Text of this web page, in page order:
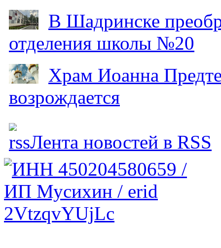
В Шадринске
отделения школы №20
Храм Иоанна
возрождается
Лента новостей в RSS